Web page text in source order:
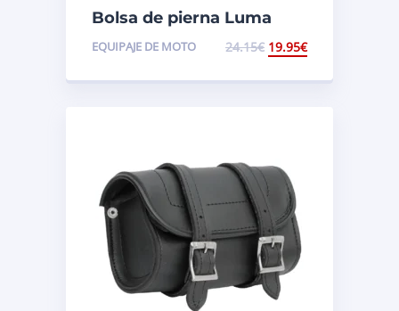
Bolsa de pierna Luma
EQUIPAJE DE MOTO 24.15€ 19.95€